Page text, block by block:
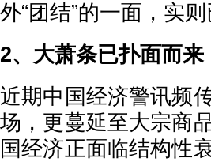
外“团结”的一面，实
2、大萧条已扑面而
近期中国经济警讯频
场，更蔓延至大宗商
国经济正面临结构性